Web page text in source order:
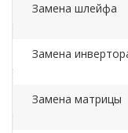
Замена шлейфа
Замена
Замена матрицы